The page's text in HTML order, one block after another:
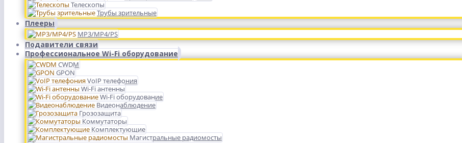
Телескопы
Трубы зрительные
Плееры
MP3/MP4/PS
Подавители связи
Профессиональное Wi-Fi оборудование
CWDM
GPON
VoIP телефония
Wi-Fi антенны
Wi-Fi оборудование
Видеонаблюдение
Грозозащита
Коммутаторы
Комплектующие
Магистральные радиомосты